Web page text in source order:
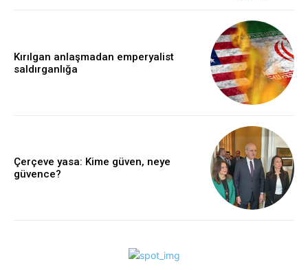
Kırılgan anlaşmadan emperyalist
saldırganlığa
Çerçeve yasa: Kime güven, neye
güvence?